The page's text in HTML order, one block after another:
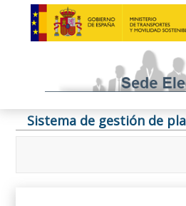
Sistema de gestión de